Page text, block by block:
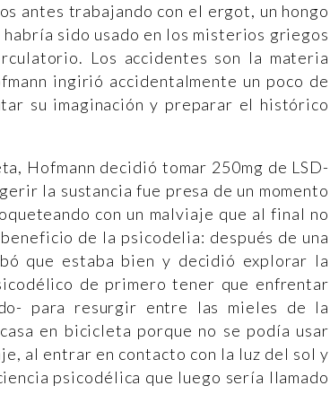
antes trabajando con el ergot, un hongo
sido usado en los misterios griegos
Los accidentes son la materia
ingirió accidentalmente un poco de
su imaginación y preparar el histórico
Hofmann decidió tomar 250mg de LSD-
la sustancia fue presa de un momento
con un malviaje que al final no
de la psicodelia: después de una
que estaba bien y decidió explorar la
de primero tener que enfrentar
para resurgir entre las mieles de la
en bicicleta porque no se podía usar
al entrar en contacto con la luz del sol y
psicodélica que luego sería llamado